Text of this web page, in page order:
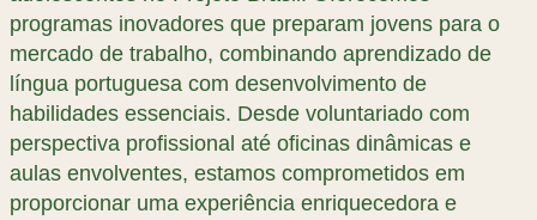
programas inovadores que preparam jovens para o
mercado de trabalho, combinando aprendizado de
língua portuguesa com desenvolvimento de
habilidades essenciais. Desde voluntariado com
perspectiva profissional até oficinas dinâmicas e
aulas envolventes, estamos comprometidos em
proporcionar uma experiência enriquecedora e